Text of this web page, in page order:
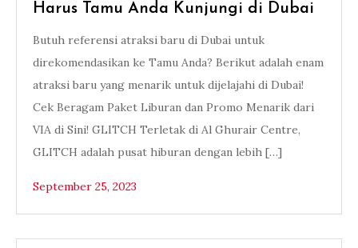
Harus Tamu Anda Kunjungi di Dubai
Butuh referensi atraksi baru di Dubai untuk
direkomendasikan ke Tamu Anda? Berikut adalah enam
atraksi baru yang menarik untuk dijelajahi di Dubai!
Cek Beragam Paket Liburan dan Promo Menarik dari
VIA di Sini! GLITCH Terletak di Al Ghurair Centre,
GLITCH adalah pusat hiburan dengan lebih […]
September 25, 2023